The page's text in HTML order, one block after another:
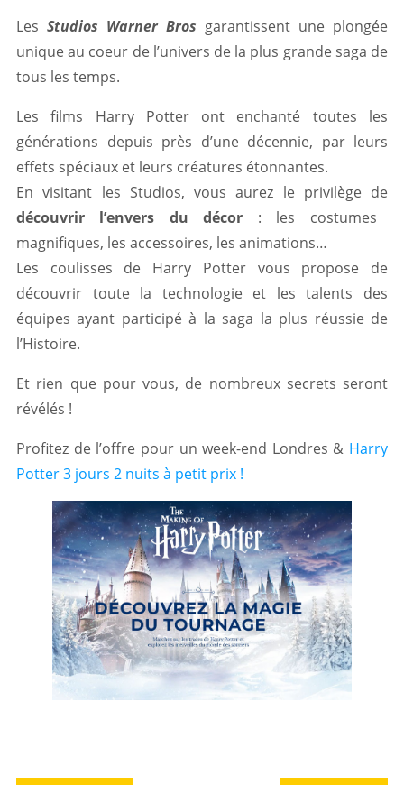
Les Studios Warner Bros garantissent une plongée
unique au coeur de l’univers de la plus grande saga de
tous les temps.
Les films Harry Potter ont enchanté toutes les
générations depuis près d’une décennie, par leurs
effets spéciaux et leurs créatures étonnantes.
En visitant les Studios, vous aurez le privilège de
découvrir l’envers du décor : les costumes
magnifiques, les accessoires, les animations…
Les coulisses de Harry Potter vous propose de
découvrir toute la technologie et les talents des
équipes ayant participé à la saga la plus réussie de
l’Histoire.
Et rien que pour vous, de nombreux secrets seront
révélés !
Profitez de l’offre pour un week-end Londres & Harry
Potter 3 jours 2 nuits à petit prix !